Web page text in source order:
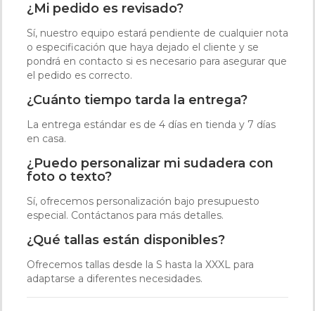
¿Mi pedido es revisado?
Sí, nuestro equipo estará pendiente de cualquier nota
o especificación que haya dejado el cliente y se
pondrá en contacto si es necesario para asegurar que
el pedido es correcto.
¿Cuánto tiempo tarda la entrega?
La entrega estándar es de 4 días en tienda y 7 días
en casa.
¿Puedo personalizar mi sudadera con
foto o texto?
Sí, ofrecemos personalización bajo presupuesto
especial. Contáctanos para más detalles.
¿Qué tallas están disponibles?
Ofrecemos tallas desde la S hasta la XXXL para
adaptarse a diferentes necesidades.